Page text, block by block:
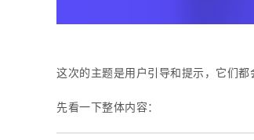
这次的主题是用户引导和提示，它们都
先看一下整体内容：